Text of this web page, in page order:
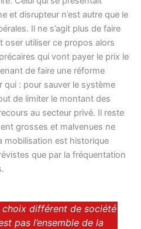
et disrupteur n’est autre que le
Il ne s’agit plus de faire
oser utiliser ce propos alors
qui vont payer le prix le
de faire une réforme
qui : pour sauver le système
de limiter le montant des
au secteur privé. Il reste
grosses et malvenues ne
mobilisation est historique
que par la fréquentation
choix différent de société
pas l’ensemble de la